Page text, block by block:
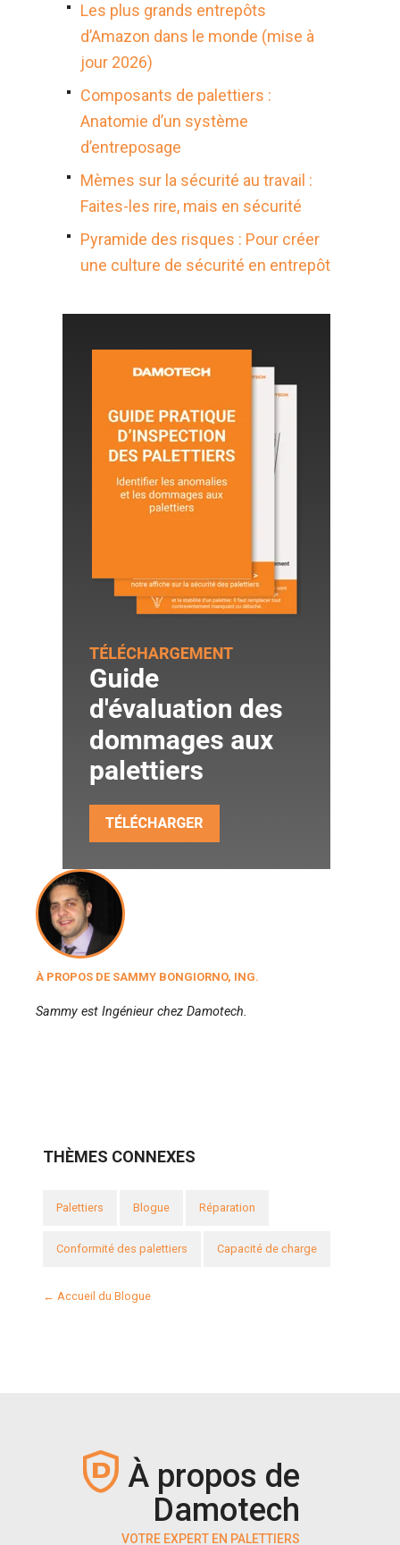
Les plus grands entrepôts
d’Amazon dans le monde (mise à
jour 2026)
Composants de palettiers :
Anatomie d’un système
d’entreposage
Mèmes sur la sécurité au travail :
Faites-les rire, mais en sécurité
Pyramide des risques : Pour créer
une culture de sécurité en entrepôt
À PROPOS DE SAMMY BONGIORNO, ING.
Sammy est Ingénieur chez Damotech.
THÈMES CONNEXES
Palettiers Blogue Réparation
Conformité des palettiers Capacité de charge
← Accueil du Blogue
À propos de
Damotech
VOTRE EXPERT EN PALETTIERS